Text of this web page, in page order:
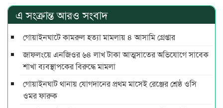
এ সংক্রান্ত আরও সংবাদ
গোয়াইনঘাটে কামরুল হত্যা মামলায় ৪ আসামি গ্রেপ্তার
জাফলংয়ে এনজিওর ৬৪ লাখ টাকা আত্মসাতের অভিযোগে সাবেক
শাখা ব্যবস্থাপকের বিরুদ্ধে মামলা
গোয়াইনঘাট থানায় যোগদানের প্রথম মাসেই রেঞ্জের শ্রেষ্ঠ ওসি
ওমর ফারুক